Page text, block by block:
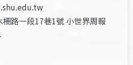
路一段17巷1號 小世界周報